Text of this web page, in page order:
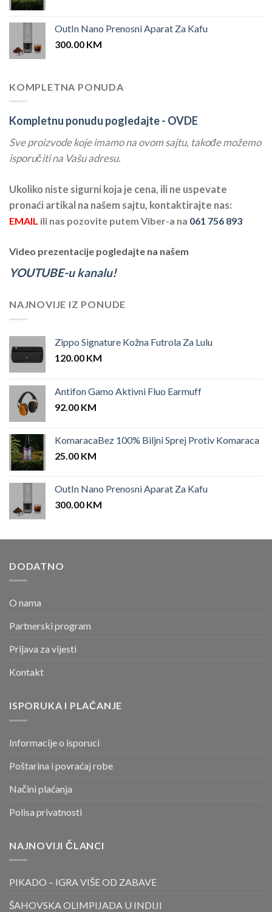
OutIn Nano Prenosni Aparat Za Kafu
300.00 KM
KOMPLETNA PONUDA
Kompletnu ponudu pogledajte - OVDE
Sve proizvode koje imamo na ovom sajtu, takođe možemo
isporučiti na Vašu adresu.
Ukoliko niste sigurni koja je cena, ili ne uspevate
pronaći artikal na našem sajtu, kontaktirajte nas:
EMAIL ili nas pozovite putem Viber-a na 061 756 893
Video prezentacije pogledajte na našem
YOUTUBE-u kanalu!
NAJNOVIJE IZ PONUDE
Zippo Signature Kožna Futrola Za Lulu
120.00 KM
Antifon Gamo Aktivni Fluo Earmuff
92.00 KM
KomaracaBez 100% Biljni Sprej Protiv Komaraca
25.00 KM
OutIn Nano Prenosni Aparat Za Kafu
300.00 KM
DODATNO
O nama
Partnerski program
Prijava za vijesti
Kontakt
ISPORUKA I PLAĆANJE
Informacije o isporuci
Poštarina i povraćaj robe
Načini plaćanja
Polisa privatnosti
NAJNOVIJI ČLANCI
PIKADO – IGRA VIŠE OD ZABAVE
ŠAHOVSKA OLIMPIJADA U INDIJI